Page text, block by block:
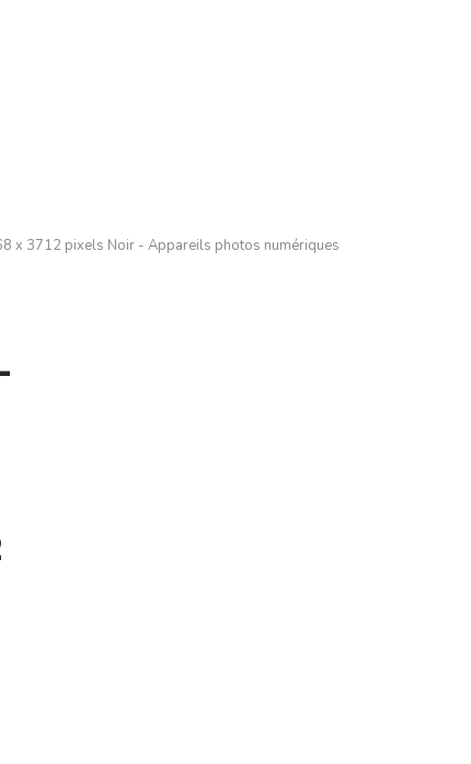
x 3712 pixels Noir - Appareils photos numériques